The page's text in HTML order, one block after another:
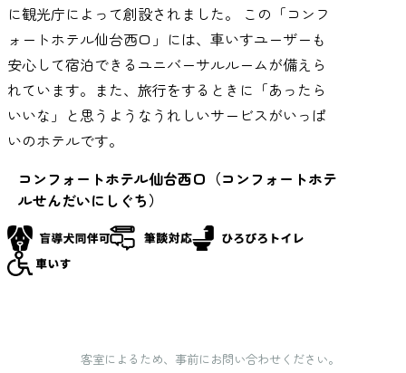
に観光庁によって創設されました。 この「コンフ
ォートホテル仙台西口」には、車いすユーザーも
安心して宿泊できるユニバーサルルームが備えら
れています。また、旅行をするときに「あったら
いいな」と思うようなうれしいサービスがいっぱ
いのホテルです。
コンフォートホテル仙台西口（コンフォートホテ
ルせんだいにしぐち）
客室によるため、事前にお問い合わせください。